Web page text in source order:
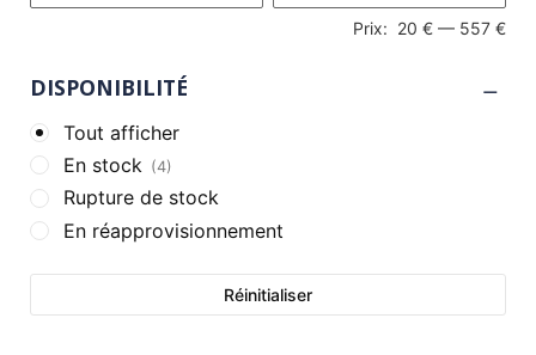
Prix: 20 € — 557 €
DISPONIBILITÉ
Tout afficher
En stock (4)
Rupture de stock
En réapprovisionnement
Réinitialiser